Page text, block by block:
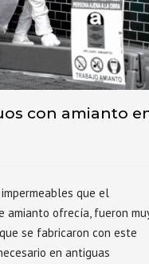
con amianto
que el
amianto ofrecía, fueron
se fabricaron con este
en antiguas